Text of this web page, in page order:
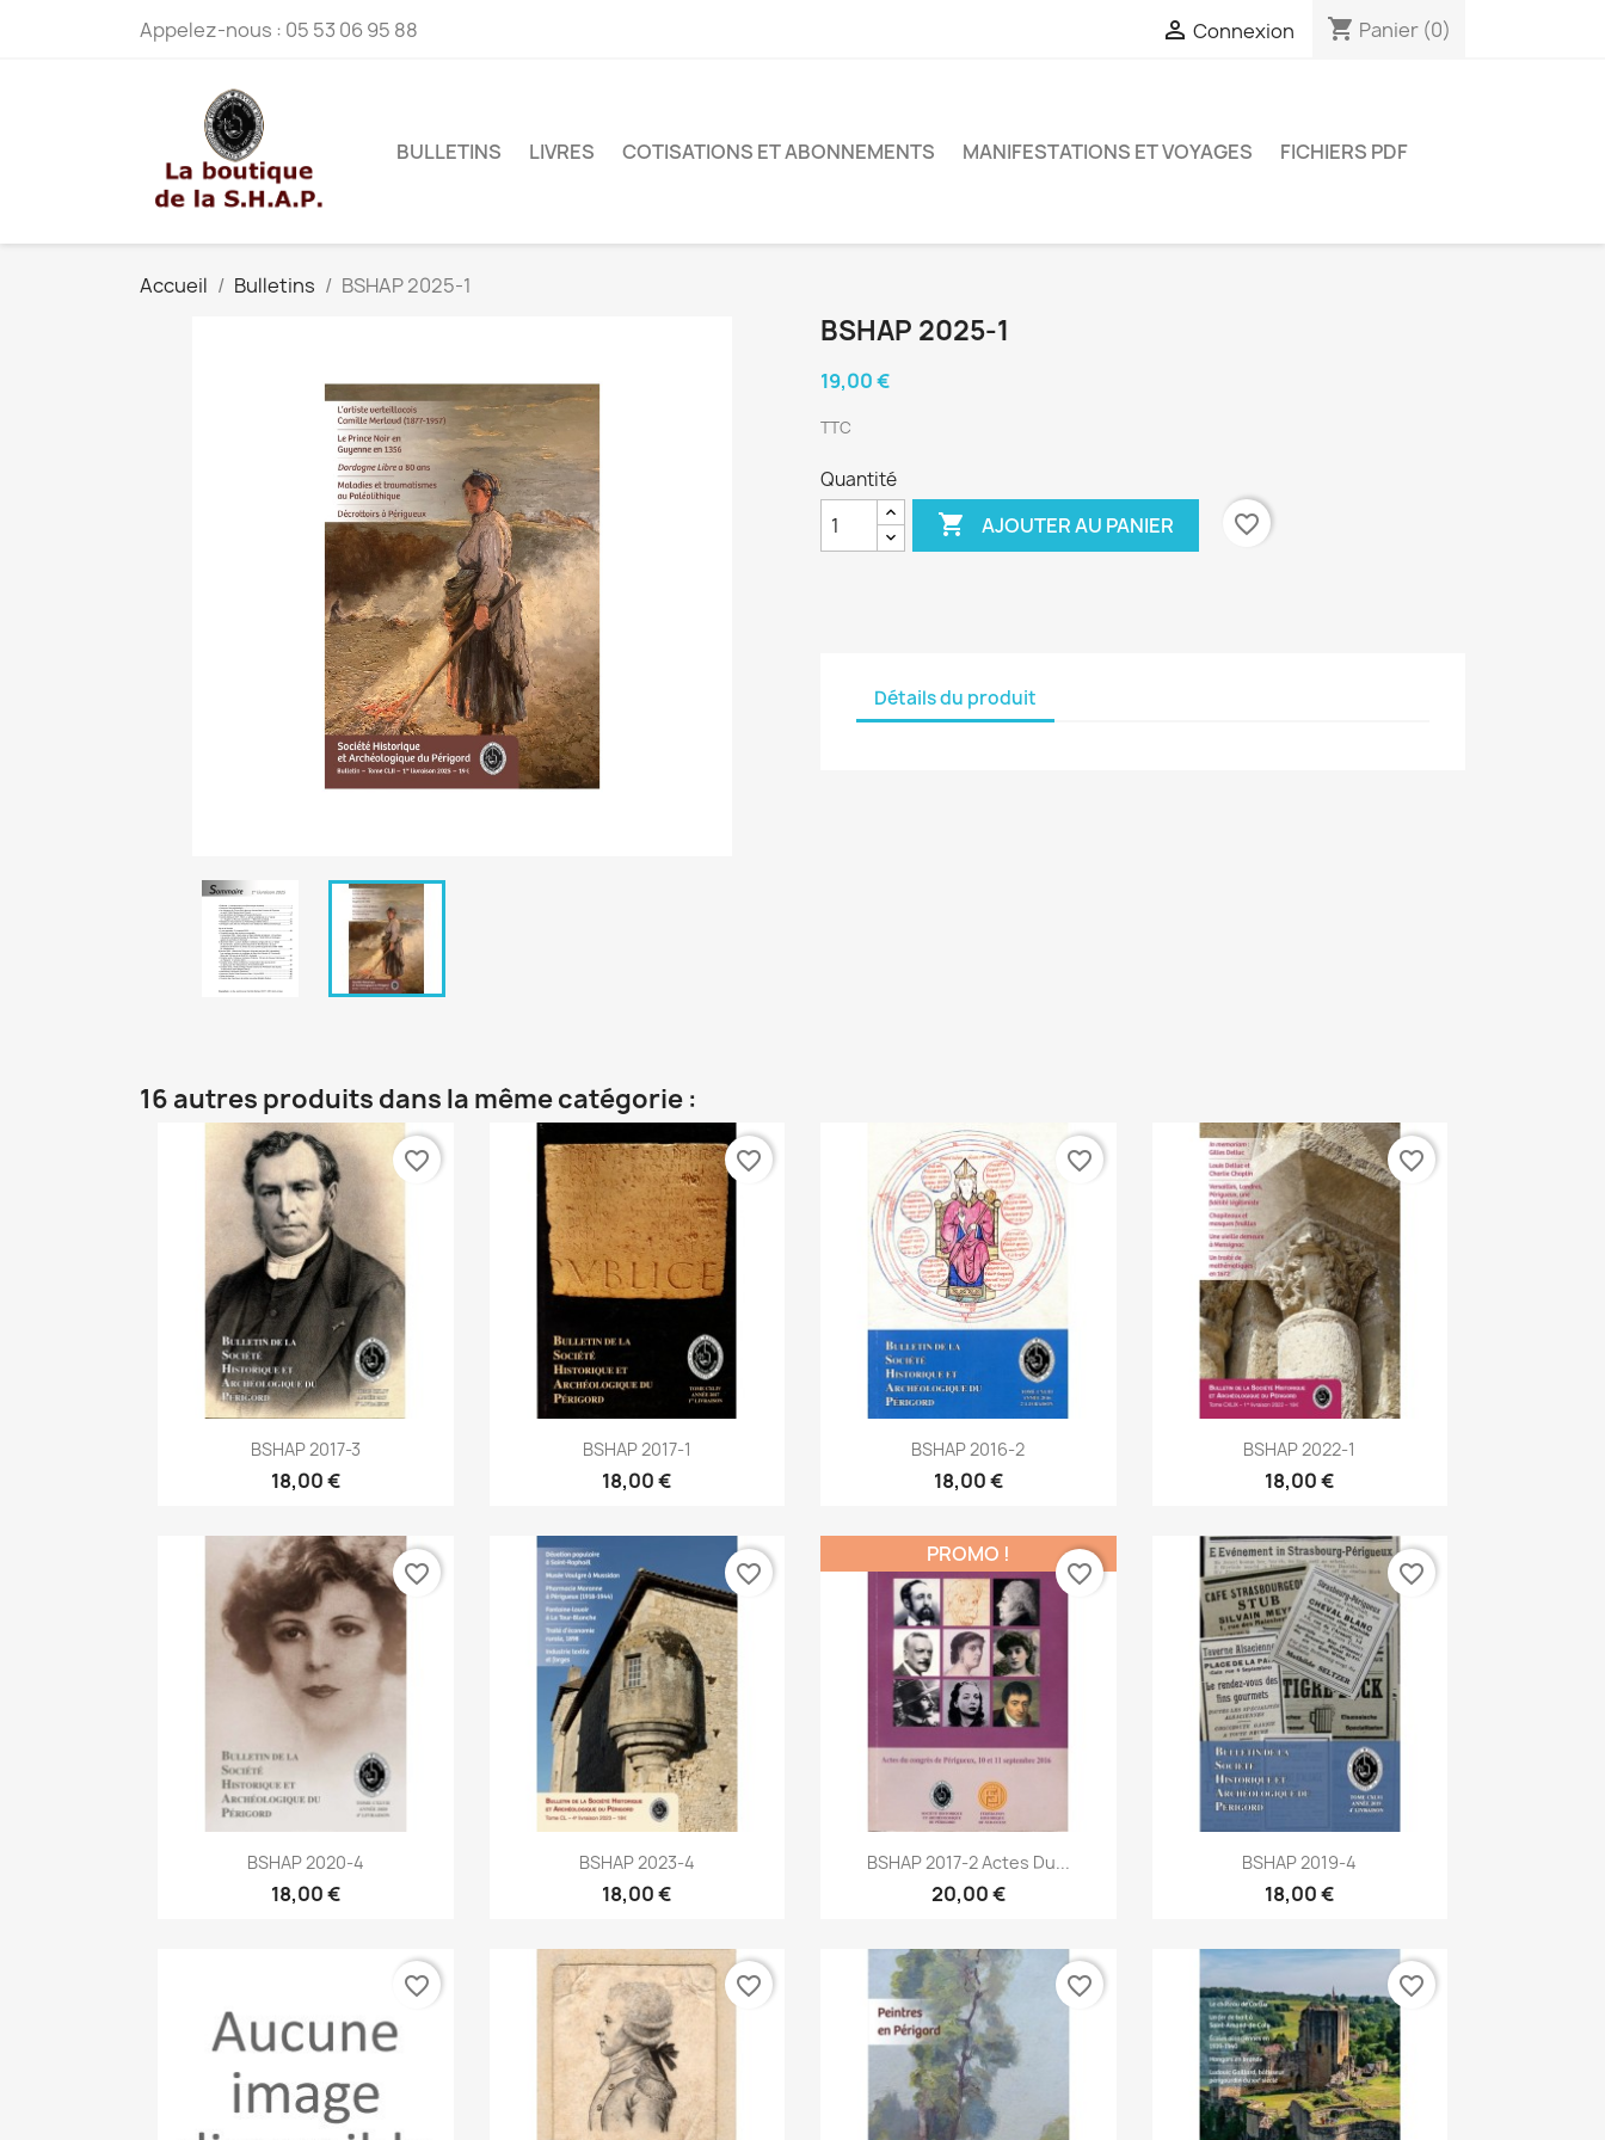
Appelez-nous : 05 53 06 95 88  Connexion shopping_cart Panier (0)
BULLETINS LIVRES COTISATIONS ET ABONNEMENTS MANIFESTATIONS ET VOYAGES FICHIERS PDF
Accueil Bulletins BSHAP 2025-1
BSHAP 2025-1
19,00 €
TTC
Quantité
 AJOUTER AU PANIER favorite_border
Détails du produit
16 autres produits dans la même catégorie :
Aperçu rapide
BSHAP 2017-3
18,00 €
favorite_border
Aperçu rapide
BSHAP 2017-1
18,00 €
favorite_border
Aperçu rapide
BSHAP 2016-2
18,00 €
favorite_border
Aperçu rapide
BSHAP 2022-1
18,00 €
favorite_border
Aperçu rapide
BSHAP 2020-4
18,00 €
favorite_border
Aperçu rapide
BSHAP 2023-4
18,00 €
favorite_border
Aperçu rapide
BSHAP 2017-2 Actes Du...
20,00 €
PROMO !
favorite_border
Aperçu rapide
BSHAP 2019-4
18,00 €
favorite_border
favorite_border favorite_border favorite_border favorite_border